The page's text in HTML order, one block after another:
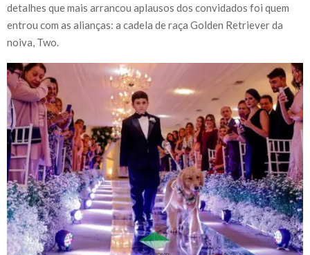
detalhes que mais arrancou aplausos dos convidados foi quem
entrou com as alianças: a cadela de raça Golden Retriever da
noiva, Two.